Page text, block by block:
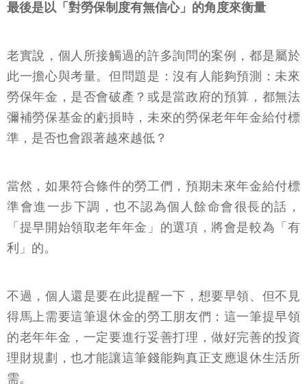
最後是以「對勞保制度有無信心」的角度來衡量
老實說，個人所接觸過的許多詢問的案例，都是屬於
此一擔心與考量。但問題是：沒有人能夠預測：未來
勞保年金，是否會破產？或是當政府的預算，都無法
彌補勞保基金的虧損時，未來的勞保老年年金給付標
準，是否也會跟著越來越低？
當然，如果符合條件的勞工們，預期未來年金給付標
準會進一步下調，也不認為個人餘命會很長的話，
「提早開始領取老年年金」的選項，將會是較為「有
利」的。
不過，個人還是要在此提醒一下，想要早領、但不見
得馬上需要這筆退休金的勞工朋友們：這一筆提早領
的老年年金，一定要進行妥善打理，做好完善的投資
理財規劃，也才能讓這筆錢能夠真正支應退休生活所
需。